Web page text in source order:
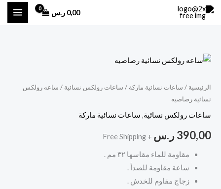
تخطي
0,00 ر.س
الرئيسية / ساعات نسائية ماركة / ساعات رولكس نسائية / ساعه رولكس
نسائية رصاصيه
ساعات رولكس نسائية, ساعات نسائية ماركة
390,00ر.س + Free Shipping
مقاومة للماء مقاسها ٣٢ مم .
ساعة مقاومة للصدأ .
زجاج مقاوم للخدش .
كمية
رولكس
نسائية
رصاصيه